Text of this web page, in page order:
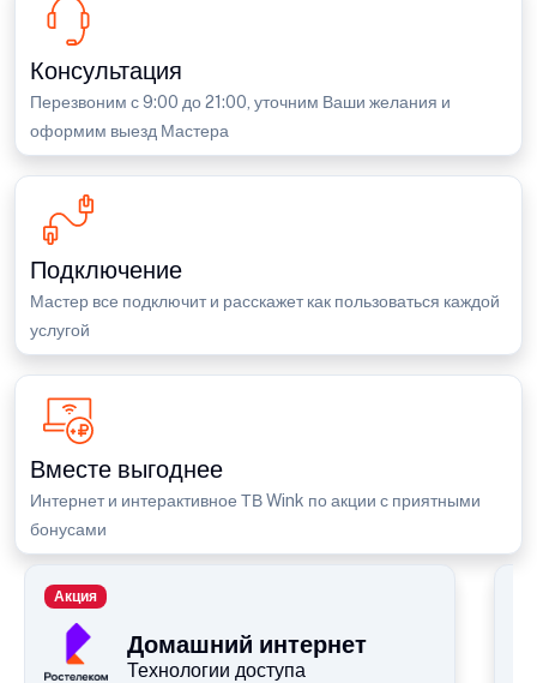
Консультация
Перезвоним с 9:00 до 21:00, уточним Ваши желания и
оформим выезд Мастера
Подключение
Мастер все подключит и расскажет как пользоваться каждой
услугой
Вместе выгоднее
Интернет и интерактивное ТВ Wink по акции с приятными
бонусами
Домашний интернет
Технологии доступа
Акция